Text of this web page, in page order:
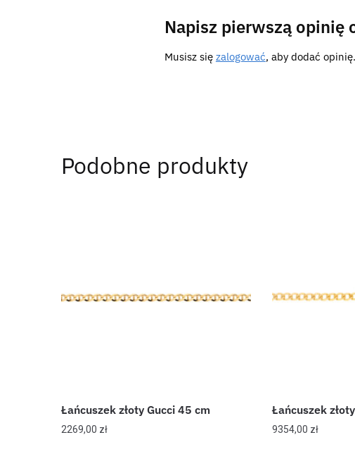
Napisz pierwszą opinię
Musisz się zalogować, aby dodać opinię.
Podobne produkty
Łańcuszek złoty Gucci 45 cm
2269,00 zł
Łańcuszek
9354,00 zł